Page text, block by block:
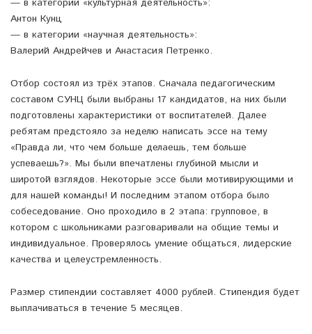
— в категории «культурная деятельность»:
Антон Кунц
— в категории «научная деятельность»:
Валерий Андрейчев и Анастасия Петренко.
Отбор состоял из трёх этапов. Сначала педагогическим
составом СУНЦ были выбраны 17 кандидатов, на них были
подготовлены характеристики от воспитателей. Далее
ребятам предстояло за неделю написать эссе на тему
«Правда ли, что чем больше делаешь, тем больше
успеваешь?». Мы были впечатлены глубиной мысли и
широтой взглядов. Некоторые эссе были мотивирующими и
для нашей команды! И последним этапом отбора было
собеседование. Оно проходило в 2 этапа: групповое, в
котором с школьниками разговаривали на общие темы и
индивидуальное. Проверялось умение общаться, лидерские
качества и целеустремленность.
Размер стипендии составляет 4000 рублей. Стипендия будет
выплачиваться в течение 5 месяцев.